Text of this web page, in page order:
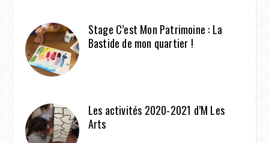
Stage C’est Mon Patrimoine : La
Bastide de mon quartier !
Les activités 2020-2021 d’M Les
Arts